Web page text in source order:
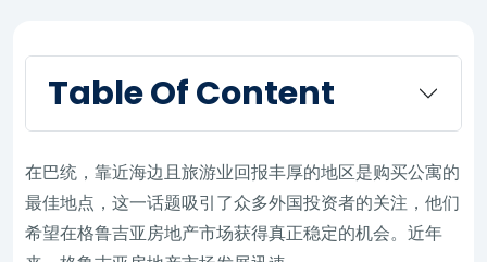
Table Of Content
在巴统，靠近海边且旅游业回报丰厚的地区是购买公寓的
最佳地点，这一话题吸引了众多外国投资者的关注，他们
希望在格鲁吉亚房地产市场获得真正稳定的机会。近年